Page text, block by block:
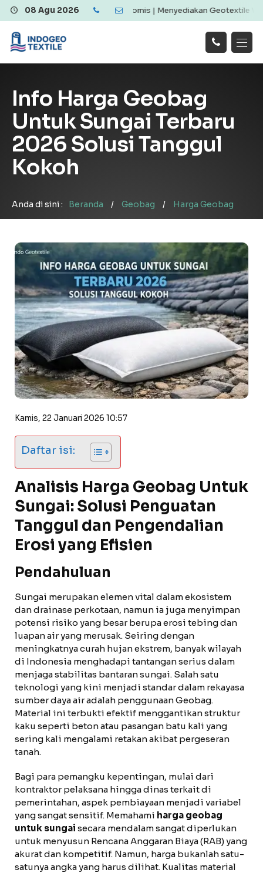
08 Agu 2026
Berkualitas dan Ekonomis | Menyediakan Geotextile Woven &
Tentang Kami
Galeri
Layanan
Hubungi
Info Harga Geobag
Untuk Sungai Terbaru
2026 Solusi Tanggul
Kokoh
Anda di sini : Beranda / Geobag / Harga Geobag
Kamis, 22 Januari 2026 10:57
Daftar isi:
Analisis Harga Geobag Untuk
Sungai: Solusi Penguatan
Tanggul dan Pengendalian
Erosi yang Efisien
Pendahuluan
Sungai merupakan elemen vital dalam ekosistem
dan drainase perkotaan, namun ia juga menyimpan
potensi risiko yang besar berupa erosi tebing dan
luapan air yang merusak. Seiring dengan
meningkatnya curah hujan ekstrem, banyak wilayah
di Indonesia menghadapi tantangan serius dalam
menjaga stabilitas bantaran sungai. Salah satu
teknologi yang kini menjadi standar dalam rekayasa
sumber daya air adalah penggunaan Geobag.
Material ini terbukti efektif menggantikan struktur
kaku seperti beton atau pasangan batu kali yang
sering kali mengalami retakan akibat pergeseran
tanah.
Bagi para pemangku kepentingan, mulai dari
kontraktor pelaksana hingga dinas terkait di
pemerintahan, aspek pembiayaan menjadi variabel
yang sangat sensitif. Memahami harga geobag
untuk sungai secara mendalam sangat diperlukan
untuk menyusun Rencana Anggaran Biaya (RAB) yang
akurat dan kompetitif. Namun, harga bukanlah satu-
satunya angka yang harus dilihat. Kualitas material